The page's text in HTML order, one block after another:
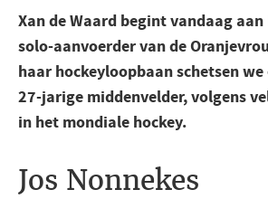
Xan de Waard begint vandaag
solo-aanvoerder van de
haar hockeyloopbaan schetsen
27-jarige middenvelder, volgens
in het mondiale hockey.
Jos Nonnekes